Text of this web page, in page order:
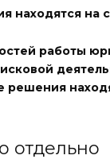
находятся на
работы
решения
отдельно